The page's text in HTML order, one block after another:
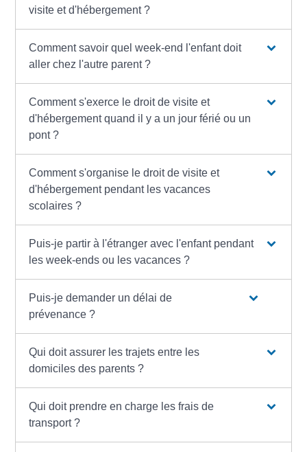
visite et d'hébergement ?
Comment savoir quel week-end l'enfant doit
aller chez l'autre parent ?
Comment s'exerce le droit de visite et
d'hébergement quand il y a un jour férié ou un
pont ?
Comment s'organise le droit de visite et
d'hébergement pendant les vacances
scolaires ?
Puis-je partir à l'étranger avec l'enfant pendant
les week-ends ou les vacances ?
Puis-je demander un délai de
prévenance ?
Qui doit assurer les trajets entre les
domiciles des parents ?
Qui doit prendre en charge les frais de
transport ?